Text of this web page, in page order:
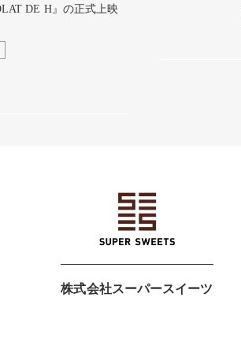
DE H』の正式上映
株式会社スーパースイーツ